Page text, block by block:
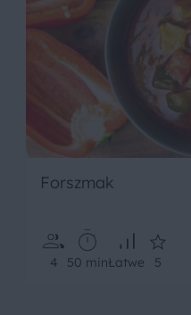
Forszmak
4 50 minŁatwe 5